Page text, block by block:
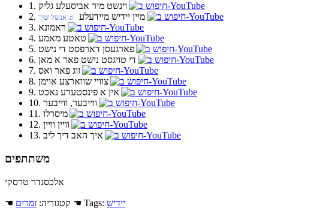
1. וינשט מיר אביסעלע גליק
2. מיין יידיש מיידעלע ♫ אנשל שור
3. ראמונא
4. טאטע מאמע
5. פארגעסן דארפסט די נישט
6. די טויגסט נישט פאר א מאן
7. זוג פאר ואס
8. צוויי שווארצע אוימן
9. אין א פינסטערע נאכט
10. ווייבער, ווייבער
11. מיסרלו
12. וויין וויין
13. איך האב דיך ליב
משתתפים
אלכסנדר טרסקי
☚ קטגוריה: זמרים ☚ Tags: יידיש